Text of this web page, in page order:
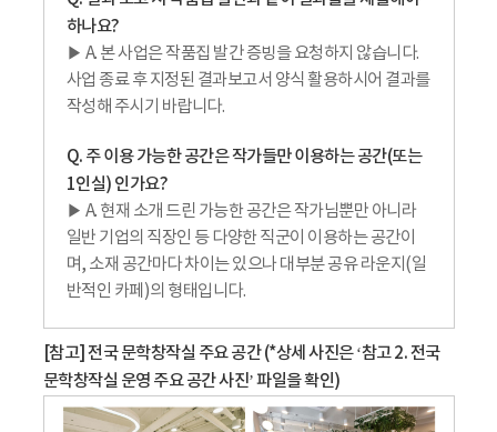
하나요?
▶ A. 본 사업은 작품집 발간 증빙을 요청하지 않습니다.
사업 종료 후 지정된 결과보고서 양식 활용하시어 결과를
작성해 주시기 바랍니다.
Q. 주 이용 가능한 공간은 작가들만 이용하는 공간(또는
1인실) 인가요?
▶ A. 현재 소개 드린 가능한 공간은 작가님뿐만 아니라
일반 기업의 직장인 등 다양한 직군이 이용하는 공간이
며, 소재 공간마다 차이는 있으나 대부분 공유 라운지(일
반적인 카페)의 형태입니다.
[참고] 전국 문학창작실 주요 공간 (*상세 사진은 ‘참고 2. 전국
문학창작실 운영 주요 공간 사진’ 파일을 확인)